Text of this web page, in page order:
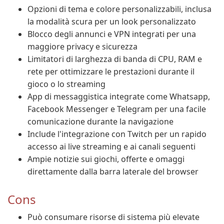
Opzioni di tema e colore personalizzabili, inclusa
la modalità scura per un look personalizzato
Blocco degli annunci e VPN integrati per una
maggiore privacy e sicurezza
Limitatori di larghezza di banda di CPU, RAM e
rete per ottimizzare le prestazioni durante il
gioco o lo streaming
App di messaggistica integrate come Whatsapp,
Facebook Messenger e Telegram per una facile
comunicazione durante la navigazione
Include l'integrazione con Twitch per un rapido
accesso ai live streaming e ai canali seguenti
Ampie notizie sui giochi, offerte e omaggi
direttamente dalla barra laterale del browser
Cons
Può consumare risorse di sistema più elevate